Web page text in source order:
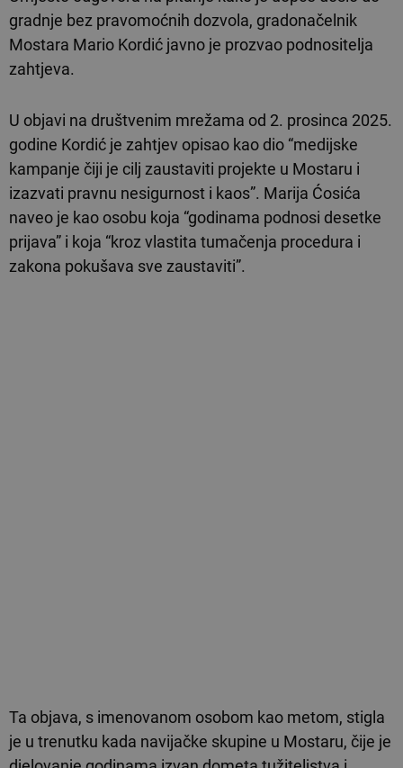
gradnje bez pravomoćnih dozvola, gradonačelnik
Mostara Mario Kordić javno je prozvao podnositelja
zahtjeva.
U objavi na društvenim mrežama od 2. prosinca 2025.
godine Kordić je zahtjev opisao kao dio “medijske
kampanje čiji je cilj zaustaviti projekte u Mostaru i
izazvati pravnu nesigurnost i kaos”. Marija Ćosića
naveo je kao osobu koja “godinama podnosi desetke
prijava” i koja “kroz vlastita tumačenja procedura i
zakona pokušava sve zaustaviti”.
Ta objava, s imenovanom osobom kao metom, stigla
je u trenutku kada navijačke skupine u Mostaru, čije je